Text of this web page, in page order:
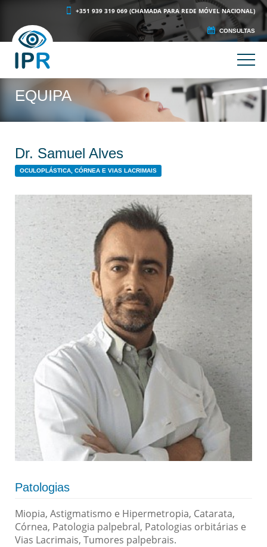
+351 939 319 069 (CHAMADA PARA REDE MÓVEL NACIONAL)
CONSULTAS
EQUIPA
Dr. Samuel Alves
OCULOPLÁSTICA, CÓRNEA E VIAS LACRIMAIS
Patologias
Miopia, Astigmatismo e Hipermetropia, Catarata,
Córnea, Patologia palpebral, Patologias orbitárias e
Vias Lacrimais, Tumores palpebrais.